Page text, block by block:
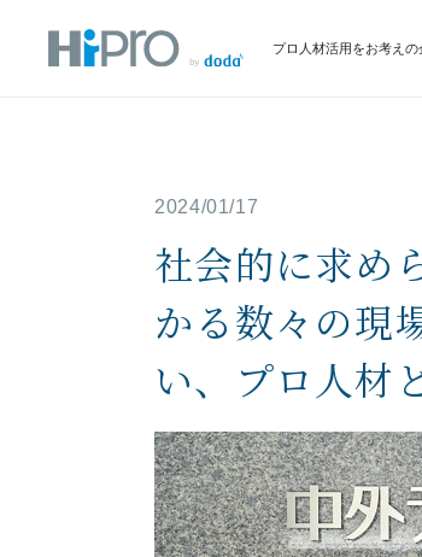
プロ人材活用をお考えの
サービス イベント情報
2024/01/17
社会的に求め
かる数々の現
い、プロ人材